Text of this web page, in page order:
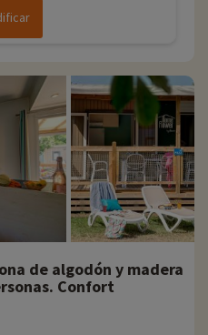
de algodón y madera
Confort